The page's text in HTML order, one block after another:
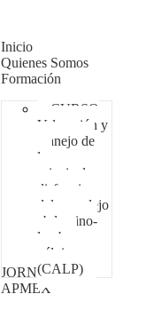
Inicio
Quienes Somos
Formación
CURSO
Valoración y
manejo de
las
principales
disfunciones
del complejo
abdomino-
lumbo-
pélvico
(CALP)
JORNADAS
APMEX